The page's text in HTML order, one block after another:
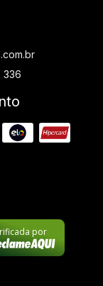
336
por